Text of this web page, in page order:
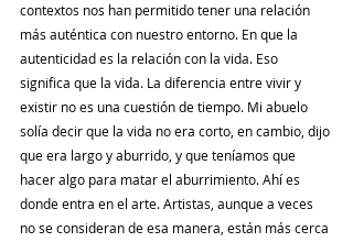
contextos nos han permitido tener una relación
más auténtica con nuestro entorno. En que la
autenticidad es la relación con la vida. Eso
significa que la vida. La diferencia entre vivir y
existir no es una cuestión de tiempo. Mi abuelo
solía decir que la vida no era corto, en cambio, dijo
que era largo y aburrido, y que teníamos que
hacer algo para matar el aburrimiento. Ahí es
donde entra en el arte. Artistas, aunque a veces
no se consideran de esa manera, están más cerca